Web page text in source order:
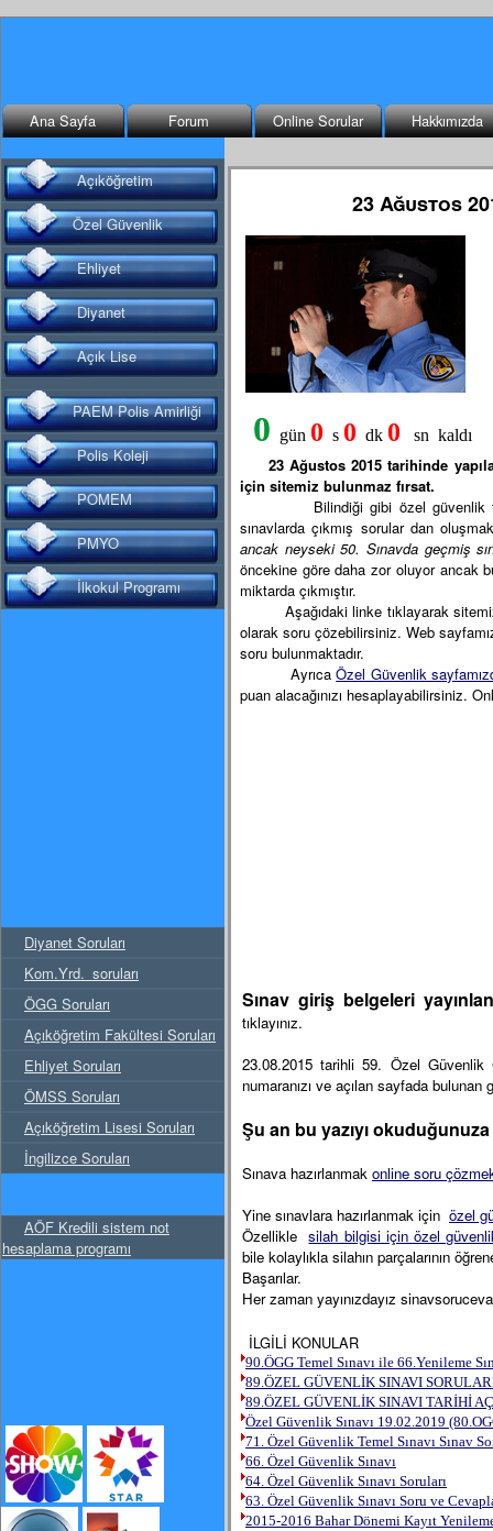
Ana Sayfa Forum Online Sorular Hakkımızda
Açıköğretim
Özel Güvenlik
Ehliyet
Diyanet
Açık Lise
PAEM Polis Amirliği
Polis Koleji
POMEM
PMYO
İlkokul Programı
Diyanet Soruları
Kom.Yrd._soruları
ÖGG Soruları
Açıköğretim Fakültesi Soruları
Ehliyet Soruları
ÖMSS Soruları
Açıköğretim Lisesi Soruları
İngilizce Soruları
AÖF Kredili sistem not
hesaplama programı
23 Ağustos
23 Ağustos 2015 tarihinde
için sitemiz bulunmaz fırsat.
Bilindiği gibi özel güvenlik temel
sınavlarda çıkmış sorular dan
ancak neyseki 50. Sınavda geçmiş
öncekine göre daha zor oluyor ancak
miktarda çıkmıştır.
Aşağıdaki linke tıklayarak
olarak soru çözebilirsiniz. Web
soru bulunmaktadır.
AyrıcaÖzel Güvenlik
puan alacağınızı hesaplayabilirsiniz.
Sınav giriş belgeleri
tıklayınız.
23.08.2015 tarihli 59. Özel
numaranızı ve açılan sayfada
Şu an bu yazıyı okuduğunuza
Sınava hazırlanmak online soru
Yine sınavlara hazırlanmak için özel
Özelliklesilah bilgisi için özel
bile kolaylıkla silahın parçalarının
Başarılar.
Her zaman yayınızdayız
İLGİLİ KONULAR
90.ÖGG Temel Sınavı ile 66.Yenileme
89.ÖZEL GÜVENLİK SINAVI
89.ÖZEL GÜVENLİK SINAVI TARİHİ
Özel Güvenlik Sınavı 19.02.2019
71. Özel Güvenlik Temel Sınavı Sınav
66. Özel Güvenlik Sınavı
64. Özel Güvenlik Sınavı Soruları
63. Özel Güvenlik Sınavı Soru ve
2015-2016 Bahar Dönemi Kayıt